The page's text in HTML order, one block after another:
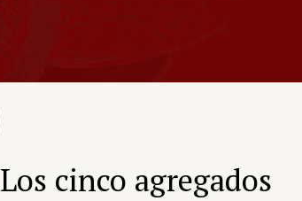
Los cinco agregados